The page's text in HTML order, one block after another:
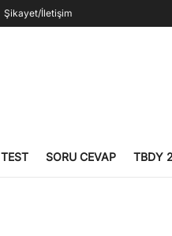
Şikayet/İletişim
TEST SORU CEVAP TBDY